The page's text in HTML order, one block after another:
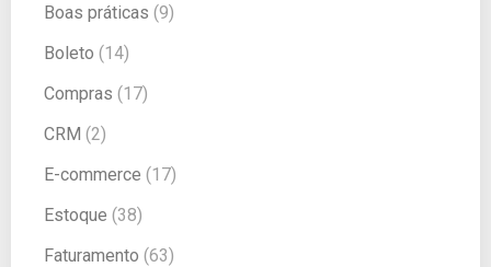
Boas práticas (9)
Boleto (14)
Compras (17)
CRM (2)
E-commerce (17)
Estoque (38)
Faturamento (63)